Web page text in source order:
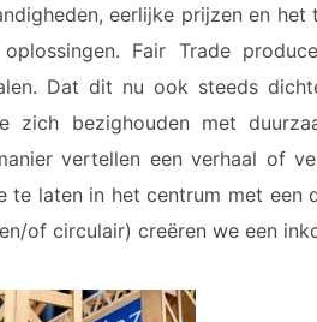
eerlijke prijzen en
oplossingen. Fair Trade
Dat dit nu ook steeds
zich bezighouden met
vertellen een verhaal of
te laten in het centrum met een
of circulair) creëren we een